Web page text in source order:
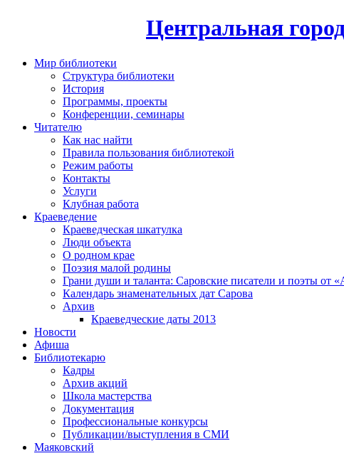
Центральная
Мир библиотеки
Структура библиотеки
История
Программы, проекты
Конференции, семинары
Читателю
Как нас найти
Правила пользования библиотекой
Режим работы
Контакты
Услуги
Клубная работа
Краеведение
Краеведческая шкатулка
Люди объекта
О родном крае
Поэзия малой родины
Грани души и таланта: Саровские писатели и поэты от
Календарь знаменательных дат Сарова
Архив
Краеведческие даты 2013
Новости
Афиша
Библиотекарю
Кадры
Архив акций
Школа мастерства
Документация
Профессиональные конкурсы
Публикации/выступления в СМИ
Маяковский